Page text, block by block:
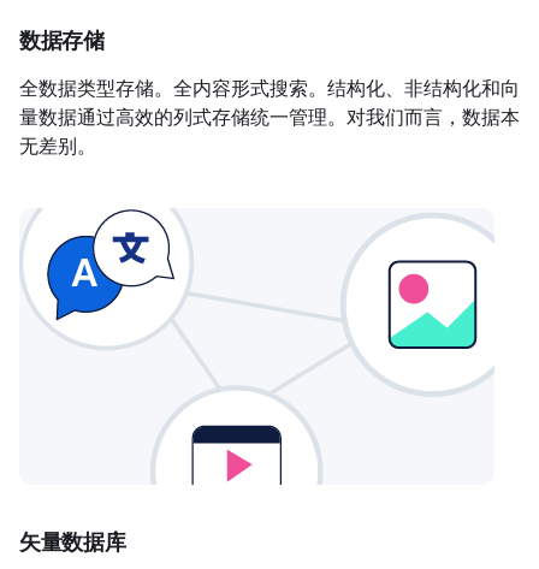
数据存储
全数据类型存储。全内容形式搜索。结构化、非结构化和向
量数据通过高效的列式存储统一管理。对我们而言，数据本
无差别。
矢量数据库